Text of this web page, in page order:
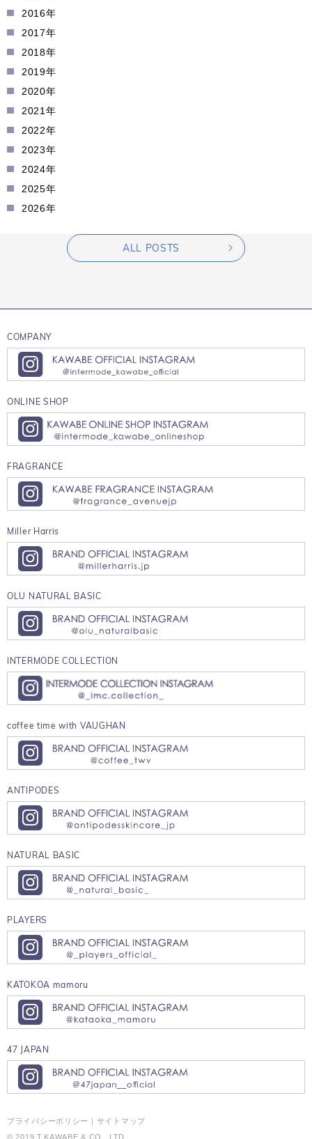
2016年
2017年
2018年
2019年
2020年
2021年
2022年
2023年
2024年
2025年
2026年
ALL POSTS
COMPANY
ONLINE SHOP
FRAGRANCE
Miller Harris
OLU NATURAL BASIC
INTERMODE COLLECTION
coffee time with VAUGHAN
ANTIPODES
NATURAL BASIC
PLAYERS
KATOKOA mamoru
47 JAPAN
プライバシーポリシー ｜ サイトマップ
© 2019 T.KAWABE & CO., LTD.